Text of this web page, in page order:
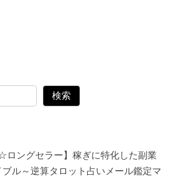
検索
ロングセラー】稼ぎに特化した副業
ル～逆算タロット占いメール鑑定マ